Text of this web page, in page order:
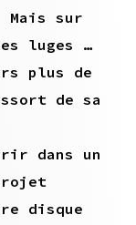
sur
luges …
plus de
de sa
dans un
disque